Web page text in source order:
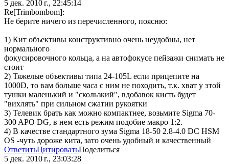
5 дек. 2010 г., 22:45:14
Re[Trimbombom]:
Не берите ничего из перечисленного, поясню:
1) Кит объективы конструктивно очень неудобны, нет
нормального
фокусировочного кольца, а на автофокусе пейзажи снимать не
стоит
2) Тяжелые объективы типа 24-105L если прицепите на
1000D, то вам больше часа с ним не походить, т.к. хват у этой
тушки маленький и "скользкий", вдобавок кисть будет
"вихлять" при сильном сжатии рукоятки
3) Телевик брать как можно компактнее, возьмите Sigma 70-
300 APO DG, в нем есть режим подобие макро 1:2.
4) В качестве стандартного зума Sigma 18-50 2.8-4.0 DC HSM
OS -чуть дороже кита, зато очень удобный и качественный
ОтветитьЦитироватьПоделиться
5 дек. 2010 г., 23:03:28